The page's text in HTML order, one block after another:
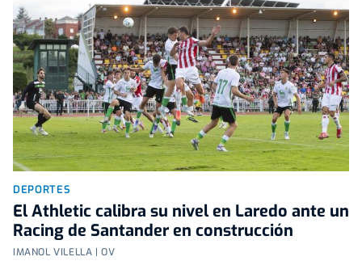
DEPORTES
El Athletic calibra su nivel en Laredo ante un
Racing de Santander en construcción
IMANOL VILELLA | OV